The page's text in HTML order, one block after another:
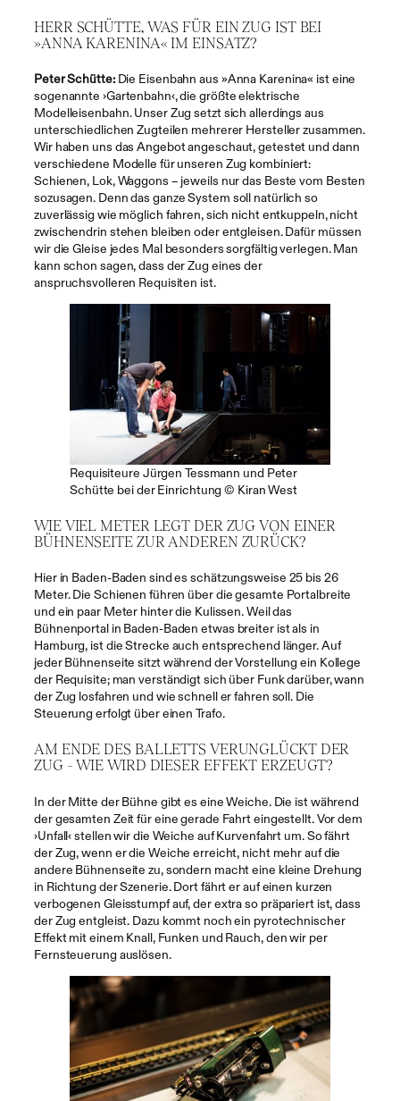
HERR SCHÜTTE, WAS FÜR EIN ZUG IST BEI
»ANNA KARENINA« IM EINSATZ?
Peter Schütte:Die Eisenbahn aus »Anna Karenina« ist eine
sogenannte ›Gartenbahn‹, die größte elektrische
Modelleisenbahn. Unser Zug setzt sich allerdings aus
unterschiedlichen Zugteilen mehrerer Hersteller zusammen.
Wir haben uns das Angebot angeschaut, getestet und dann
verschiedene Modelle für unseren Zug kombiniert:
Schienen, Lok, Waggons – jeweils nur das Beste vom Besten
sozusagen. Denn das ganze System soll natürlich so
zuverlässig wie möglich fahren, sich nicht entkuppeln, nicht
zwischendrin stehen bleiben oder entgleisen. Dafür müssen
wir die Gleise jedes Mal besonders sorgfältig verlegen. Man
kann schon sagen, dass der Zug eines der
anspruchsvolleren Requisiten ist.
Requisiteure Jürgen Tessmann und Peter
Schütte bei der Einrichtung © Kiran West
WIE VIEL METER LEGT DER ZUG VON EINER
BÜHNENSEITE ZUR ANDEREN ZURÜCK?
Hier in Baden-Baden sind es schätzungsweise 25 bis 26
Meter. Die Schienen führen über die gesamte Portalbreite
und ein paar Meter hinter die Kulissen. Weil das
Bühnenportal in Baden-Baden etwas breiter ist als in
Hamburg, ist die Strecke auch entsprechend länger. Auf
jeder Bühnenseite sitzt während der Vorstellung ein Kollege
der Requisite; man verständigt sich über Funk darüber, wann
der Zug losfahren und wie schnell er fahren soll. Die
Steuerung erfolgt über einen Trafo.
AM ENDE DES BALLETTS VERUNGLÜCKT DER
ZUG – WIE WIRD DIESER EFFEKT ERZEUGT?
In der Mitte der Bühne gibt es eine Weiche. Die ist während
der gesamten Zeit für eine gerade Fahrt eingestellt. Vor dem
›Unfall‹ stellen wir die Weiche auf Kurvenfahrt um. So fährt
der Zug, wenn er die Weiche erreicht, nicht mehr auf die
andere Bühnenseite zu, sondern macht eine kleine Drehung
in Richtung der Szenerie. Dort fährt er auf einen kurzen
verbogenen Gleisstumpf auf, der extra so präpariert ist, dass
der Zug entgleist. Dazu kommt noch ein pyrotechnischer
Effekt mit einem Knall, Funken und Rauch, den wir per
Fernsteuerung auslösen.